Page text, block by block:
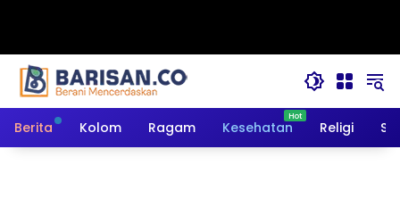
Berita Kolom Ragam Kesehatan Religi